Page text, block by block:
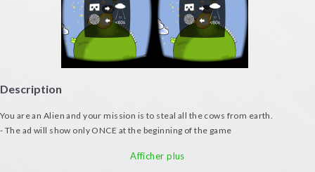
Description
You are an Alien and your mission is to steal all the cows from earth.
- The ad will show only ONCE at the beginning of the game
Dive, FIBRUM , Gear VR, Lakento, ...Afficher plus